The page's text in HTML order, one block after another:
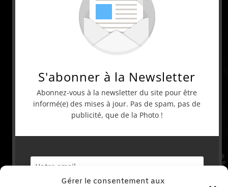
Gérer le consentement aux
S'abonner à la Newsletter
Abonnez-vous à la newsletter du site pour être
informé(e) des mises à jour. Pas de spam, pas de
publicité, que de la Photo !